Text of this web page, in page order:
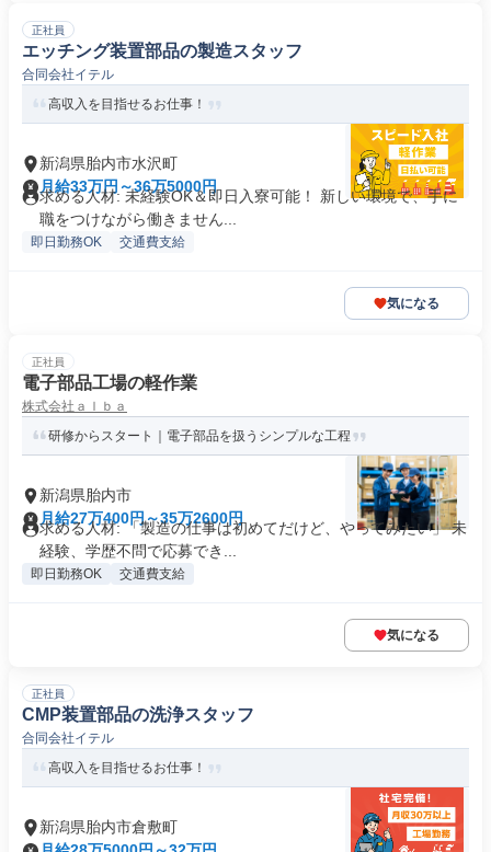
正社員
エッチング装置部品の製造スタッフ
合同会社イテル
高収入を目指せるお仕事！
新潟県胎内市水沢町
月給33万円～36万5000円
求める人材: 未経験OK＆即日入寮可能！ 新しい環境で、手に
職をつけながら働きません...
即日勤務OK 交通費支給
気になる
正社員
電子部品工場の軽作業
株式会社ａｌｂａ
研修からスタート｜電子部品を扱うシンプルな工程
新潟県胎内市
月給27万400円～35万2600円
求める人材: 「製造の仕事は初めてだけど、やってみたい」 未
経験、学歴不問で応募でき...
即日勤務OK 交通費支給
気になる
正社員
CMP装置部品の洗浄スタッフ
合同会社イテル
高収入を目指せるお仕事！
新潟県胎内市倉敷町